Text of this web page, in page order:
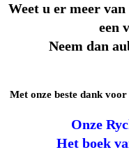
Weet u er meer
een
Neem dan
Met onze beste dank
Onze
Het boek